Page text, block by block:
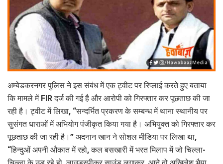
अम्बेडकरनगर पुलिस ने इस संबंध में एक ट्वीट पर रिप्लाई करते हुए बताया
कि मामले में FIR दर्ज की गई है और आरोपी को गिरफ्तार कर पूछताछ की जा
रही है। ट्वीट में लिखा, “सन्दर्भित प्रकरण के सम्बन्ध में थाना स्थानीय पर
सुसंगत धाराओं में अभियोग पंजीकृत किया गया है। अभियुक्त को गिरफ्तार कर
पूछताछ की जा रही है।” अदनान खान ने सोशल मीडिया पर लिखा था,
“हिन्दुओं अपनी औकात में रहो, कल बसखारी में भरत मिलाप में जो चिल्ला-